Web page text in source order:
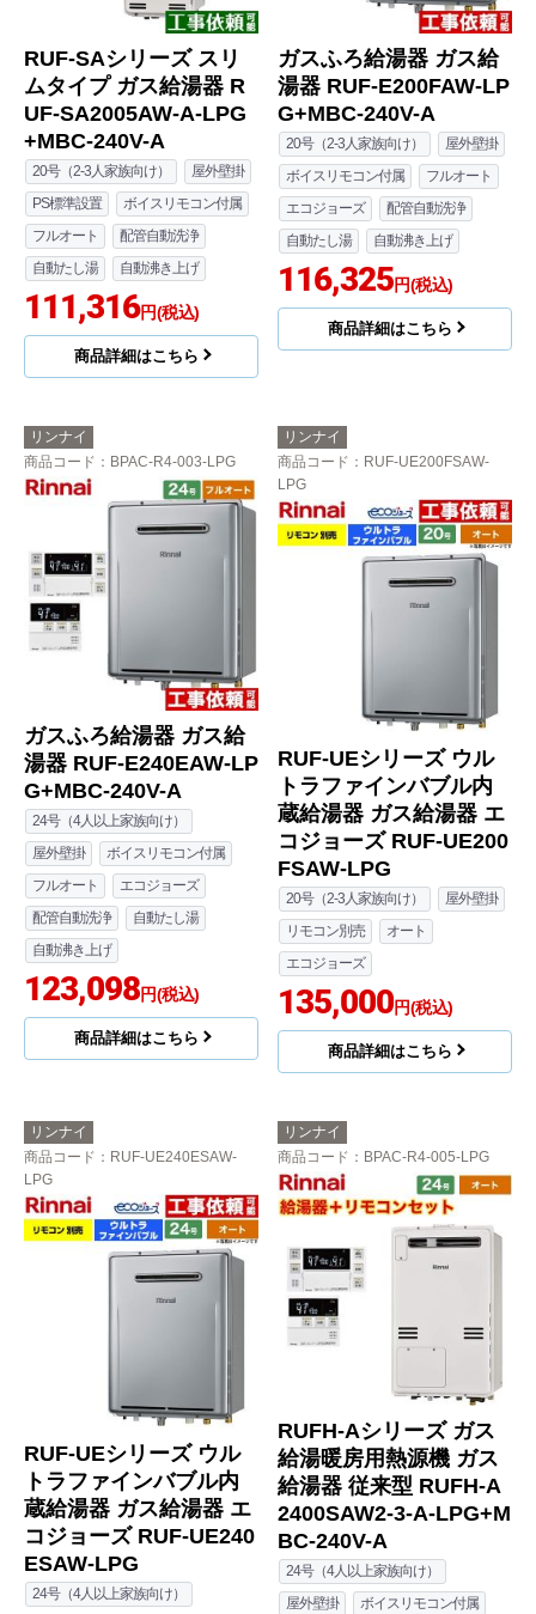
RUF-SAシリーズ スリ
ムタイプ ガス給湯器 R
UF-SA2005AW-A-LPG
+MBC-240V-A
20号（2-3人家族向け）
屋外壁掛
PS標準設置
ボイスリモコン付属
フルオート
配管自動洗浄
自動たし湯
自動沸き上げ
111,316円(税込)
商品詳細はこちら
ガスふろ給湯器 ガス給
湯器 RUF-E200FAW-LP
G+MBC-240V-A
20号（2-3人家族向け）
屋外壁掛
ボイスリモコン付属
フルオート
エコジョーズ
配管自動洗浄
自動たし湯
自動沸き上げ
116,325円(税込)
商品詳細はこちら
リンナイ
商品コード ：BPAC-R4-003-LPG
ガスふろ給湯器 ガス給
湯器 RUF-E240EAW-LP
G+MBC-240V-A
24号（4人以上家族向け）
屋外壁掛
ボイスリモコン付属
フルオート
エコジョーズ
配管自動洗浄
自動たし湯
自動沸き上げ
123,098円(税込)
商品詳細はこちら
リンナイ
商品コード ：RUF-UE200FSAW-
LPG
RUF-UEシリーズ ウル
トラファインバブル内
蔵給湯器 ガス給湯器 エ
コジョーズ RUF-UE200
FSAW-LPG
20号（2-3人家族向け）
屋外壁掛
リモコン別売
オート
エコジョーズ
135,000円(税込)
商品詳細はこちら
リンナイ
商品コード ：RUF-UE240ESAW-
LPG
RUF-UEシリーズ ウル
トラファインバブル内
蔵給湯器 ガス給湯器 エ
コジョーズ RUF-UE240
ESAW-LPG
24号（4人以上家族向け）
リンナイ
商品コード ：BPAC-R4-005-LPG
RUFH-Aシリーズ ガス
給湯暖房用熱源機 ガス
給湯器 従来型 RUFH-A
2400SAW2-3-A-LPG+M
BC-240V-A
24号（4人以上家族向け）
屋外壁掛
ボイスリモコン付属